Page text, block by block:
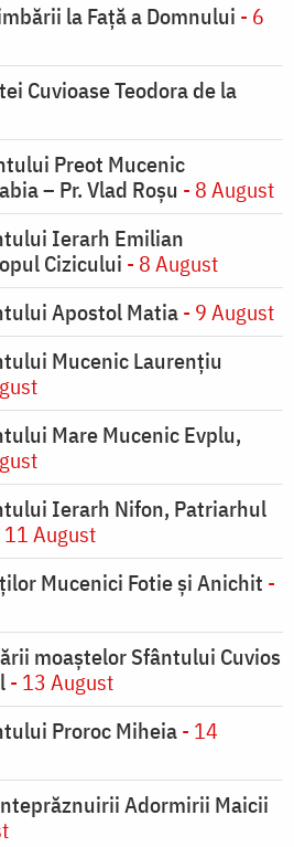
la Față a Domnului - 6
Cuvioase Teodora de la
Preot Mucenic
– Pr. Vlad Roșu - 8 August
Ierarh Emilian
Cizicului - 8 August
Apostol Matia- 9 August
Mucenic Laurențiu
Mare Mucenic Evplu,
Ierarh Nifon, Patriarhul
11 August
Mucenici Fotie și Anichit -
moaștelor Sfântului Cuvios
- 13 August
Proroc Miheia- 14
Adormirii Maicii